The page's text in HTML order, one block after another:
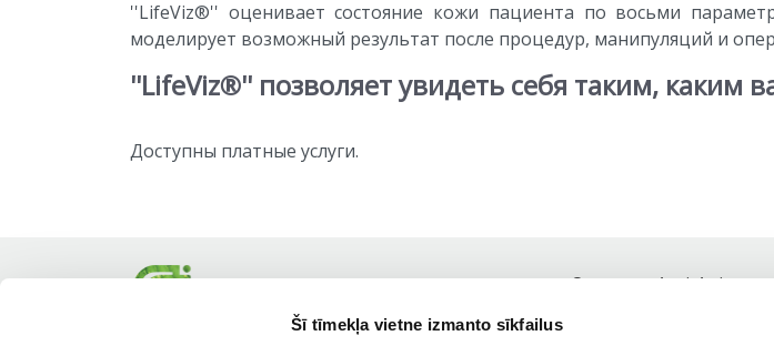
Šī tīmekļa vietne izmanto sīkfailus
''LifeViz®'' оценивает состояние кожи пациента по восьми
моделирует возможный результат после процедур, манипуляций и
''LifeViz®'' позволяет увидеть себя таким, каким
Доступны платные услуги.
О нас Anti-Aging